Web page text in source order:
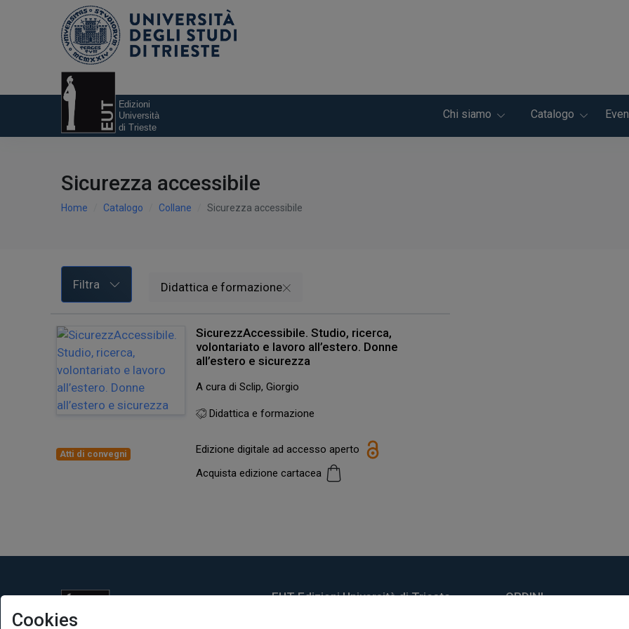
Chi siamo Catalogo
Sicurezza accessibile
Home Catalogo Collane Sicurezza accessibile
Filtra Didattica e formazione
Atti di convegni
SicurezzAccessibile. Studio, ricerca,
volontariato e lavoro all’estero. Donne
all’estero e sicurezza
A cura di Sclip, Giorgio
Didattica e formazione
Edizione digitale ad accesso aperto
Acquista edizione cartacea
EUT Edizioni Università di Trieste ORDINI
Cookies